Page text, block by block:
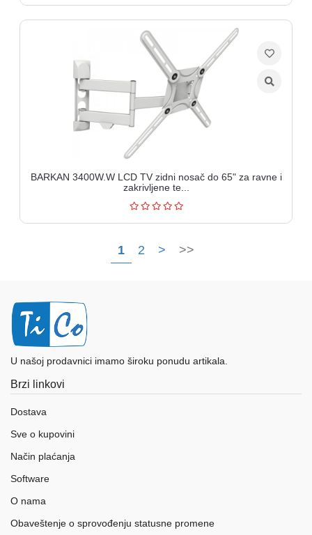
BARKAN 3400W.W LCD TV zidni nosač do 65" za ravne i
zakrivljene te...
1 2 > >>
U našoj prodavnici imamo široku ponudu artikala.
Brzi linkovi
Dostava
Sve o kupovini
Način plaćanja
Software
O nama
Obaveštenje o sprovođenju statusne promene